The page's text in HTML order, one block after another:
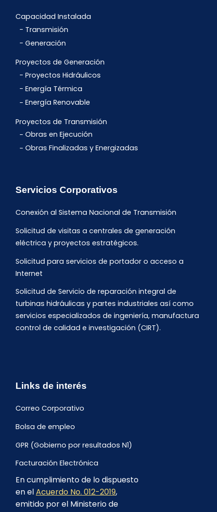
Capacidad Instalada
Transmisión
Generación
Proyectos de Generación
Proyectos Hidráulicos
Energía Térmica
Energía Renovable
Proyectos de Transmisión
Obras en Ejecución
Obras Finalizadas y Energizadas
Servicios Corporativos
Conexión al Sistema Nacional de Transmisión
Solicitud de visitas a centrales de generación
eléctrica y proyectos estratégicos.
Solicitud para servicios de portador o acceso a
Internet
Solicitud de Servicio de reparación integral de
turbinas hidráulicas y partes industriales así como
servicios especializados de ingeniería, manufactura
control de calidad e investigación (CIRT).
Links de interés
Correo Corporativo
Bolsa de empleo
GPR (Gobierno por resultados N1)
Facturación Electrónica
Archivo Histórico de Facturación
Portal Ambiental y Social
En cumplimiento de lo dispuesto
en elAcuerdo No. 012-2019,
emitido por el Ministerio de